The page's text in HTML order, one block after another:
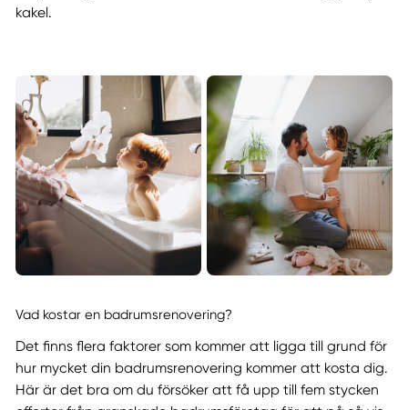
kakel.
Vad kostar en badrumsrenovering?
Det finns flera faktorer som kommer att ligga till grund för
hur mycket din badrumsrenovering kommer att kosta dig.
Här är det bra om du försöker att få upp till fem stycken